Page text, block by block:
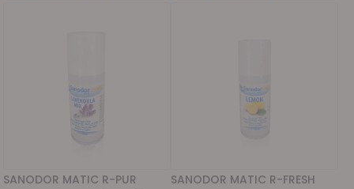
SANODOR MATIC R-PUR
SANODOR MATIC R-FRESH